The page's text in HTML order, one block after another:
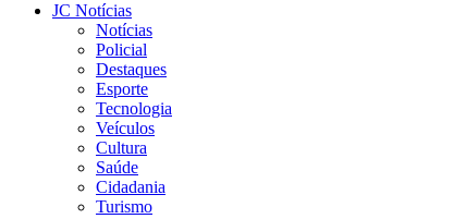
JC Notícias
Notícias
Policial
Destaques
Esporte
Tecnologia
Veículos
Cultura
Saúde
Cidadania
Turismo